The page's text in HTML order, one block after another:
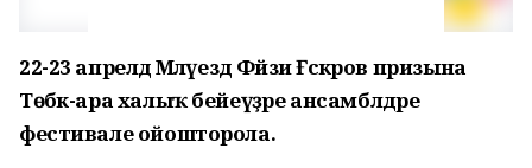
22-23 апрелдә Мәләүездә Фәйзи Ғәскәров призына
Төбәк-ара халыҡ бейеүҙәре ансамблдәре
фестивале ойошторола.